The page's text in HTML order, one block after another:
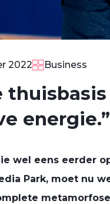
2022 Business
energie.”
wel eens eerder
Park, moet nu